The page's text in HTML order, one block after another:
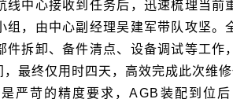
最终仅用时四天，高效完成此次维修